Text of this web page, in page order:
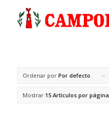
Ordenar por Por defecto
Mostrar 15 Artículos por página